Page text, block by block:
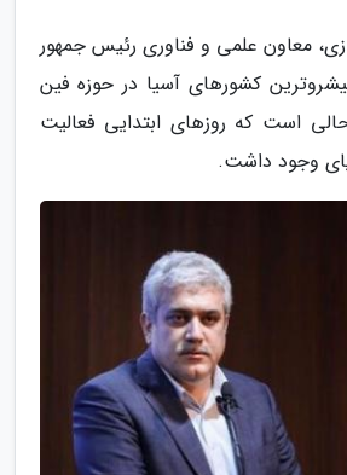
معاون علمی و فناوری رئیس جمهور
کشورهای آسیا در حوزه فین
است که روزهای ابتدایی فعالیت
وجود داشت.